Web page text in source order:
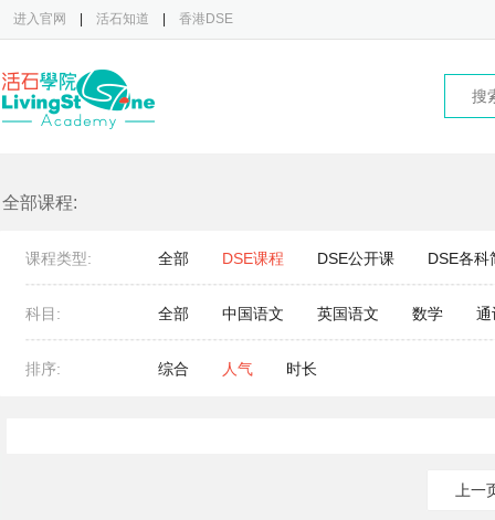
进入官网 活石知道 香港DSE
全部课程:
课程类型: 全部 DSE课程 DSE公开课 DSE各科
科目: 全部 中国语文 英国语文 数学 通
排序: 综合 人气 时长
上一